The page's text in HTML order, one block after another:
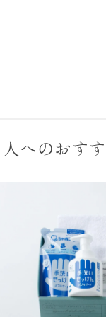
人へのおす